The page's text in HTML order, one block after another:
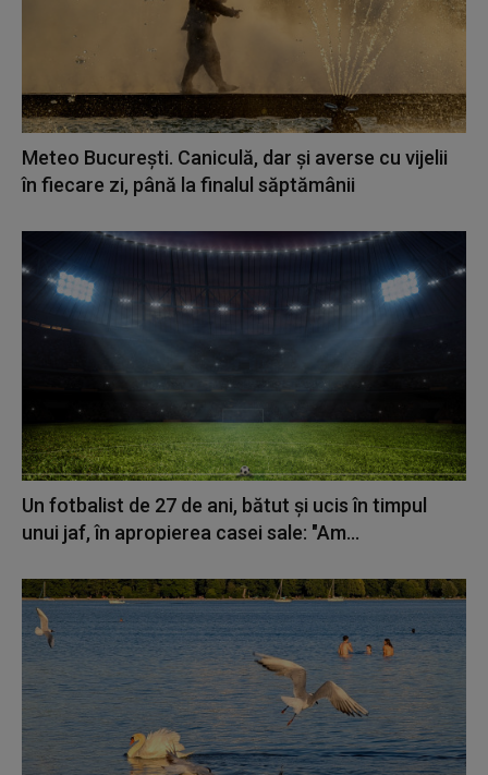
Meteo București. Caniculă, dar şi averse cu vijelii
în fiecare zi, până la finalul săptămânii
Un fotbalist de 27 de ani, bătut și ucis în timpul
unui jaf, în apropierea casei sale: "Am...